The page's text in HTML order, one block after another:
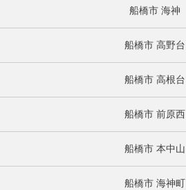
船橋市 海神
船橋市 高野台
船橋市 高根台
船橋市 前原西
船橋市 本中山
船橋市 海神町